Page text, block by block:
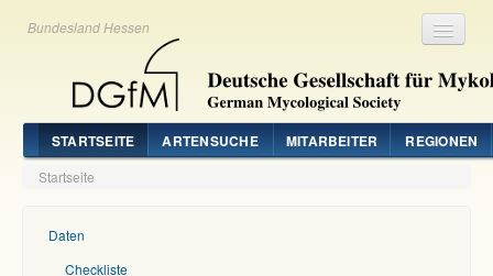
Bundesland Hessen
STARTSEITE ARTENSUCHE MITARBEITER REGIONEN
Startseite
Daten
Checkliste